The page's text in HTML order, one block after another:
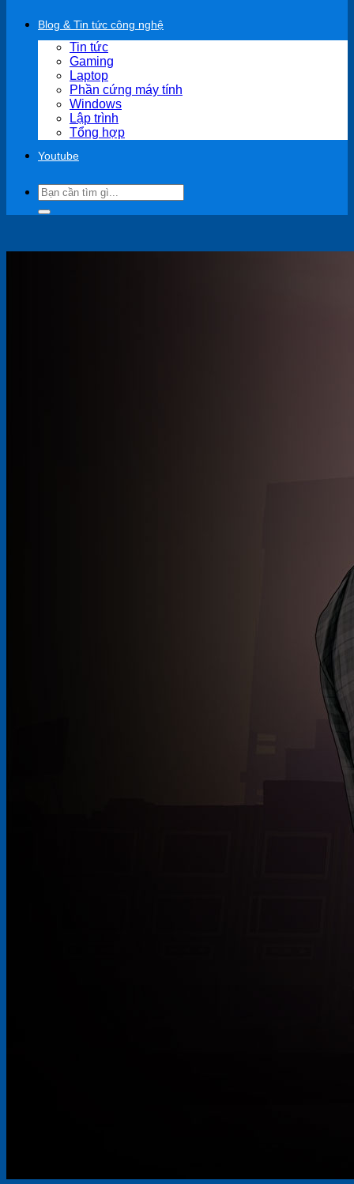
Blog & Tin tức công nghệ
Tin tức
Gaming
Laptop
Phần cứng máy tính
Windows
Lập trình
Tổng hợp
Youtube
Search
for: